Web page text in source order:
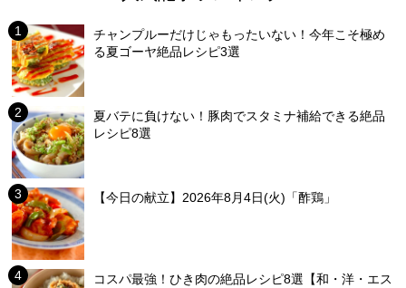
チャンプルーだけじゃもったいない！今年こそ極め
る夏ゴーヤ絶品レシピ3選
夏バテに負けない！豚肉でスタミナ補給できる絶品
レシピ8選
【今日の献立】2026年8月4日(火)「酢鶏」
コスパ最強！ひき肉の絶品レシピ8選【和・洋・エス